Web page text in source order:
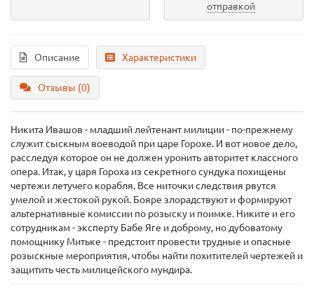
отправкой
Описание Характеристики
Отзывы (0)
Никита Ивашов - младший лейтенант милиции - по-прежнему
служит сыскным воеводой при царе Горохе. И вот новое дело,
расследуя которое он не должен уронить авторитет классного
опера. Итак, у царя Гороха из секретного сундука похищены
чертежи летучего корабля. Все ниточки следствия рвутся
умелой и жестокой рукой. Бояре злорадствуют и формируют
альтернативные комиссии по розыску и поимке. Никите и его
сотрудникам - эксперту Бабе Яге и доброму, но дубоватому
помощнику Митьке - предстоит провести трудные и опасные
розыскные мероприятия, чтобы найти похитителей чертежей и
защитить честь милицейского мундира.